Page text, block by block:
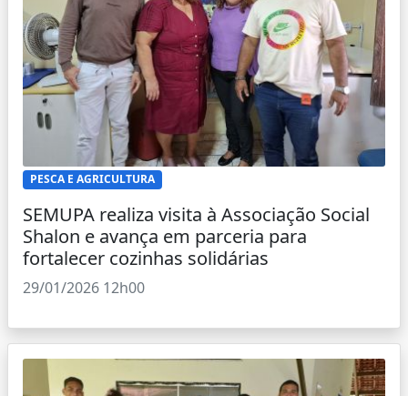
PESCA E AGRICULTURA
SEMUPA realiza visita à Associação Social
Shalon e avança em parceria para
fortalecer cozinhas solidárias
29/01/2026 12h00